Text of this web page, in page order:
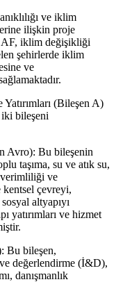
ve iklim
ilişkin proje
AF, iklim değişikliği
şehirlerde iklim
ve
Yatırımları (Bileşen A)
bileşeni
Avro): Bu bileşenin
taşıma, su ve atık su,
verimliliği ve
çevreyi,
altyapıyı
yatırımları ve hizmet
Bu bileşen,
değerlendirme (İ&D),
danışmanlık